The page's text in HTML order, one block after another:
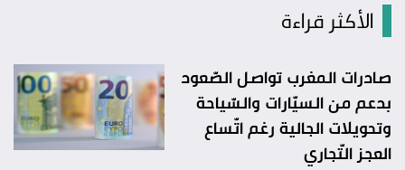
الأكثر قراءة
صادرات المغرب تواصل الصّعود
بدعم من السيّارات والسّياحة
وتحويلات الجالية رغم اتّساع
العجز التّجاري